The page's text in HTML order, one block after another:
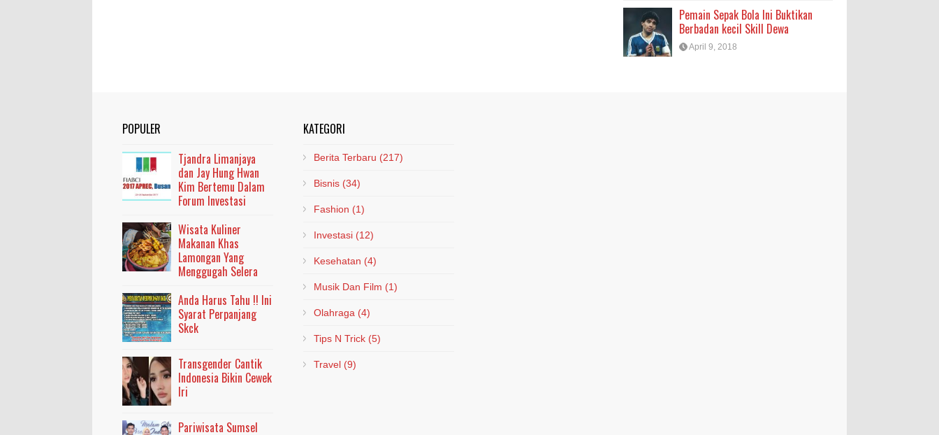
Pemain Sepak Bola Ini Buktikan
Berbadan kecil Skill Dewa
April 9, 2018
POPULER
Tjandra Limanjaya
dan Jay Hung Hwan
Kim Bertemu Dalam
Forum Investasi
Wisata Kuliner
Makanan Khas
Lamongan Yang
Menggugah Selera
Anda Harus Tahu !! Ini
Syarat Perpanjang
Skck
Transgender Cantik
Indonesia Bikin Cewek
Iri
Pariwisata Sumsel
KATEGORI
Berita Terbaru (217)
Bisnis (34)
Fashion (1)
Investasi (12)
Kesehatan (4)
Musik Dan Film (1)
Olahraga (4)
Tips N Trick (5)
Travel (9)